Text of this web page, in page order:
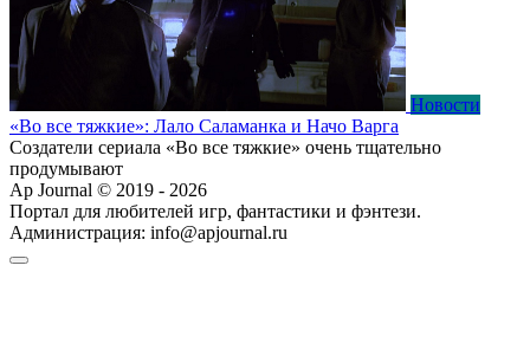
Новости
«Во все тяжкие»: Лало Саламанка и Начо Варга
Создатели сериала «Во все тяжкие» очень тщательно
продумывают
Ap Journal © 2019 - 2026
Портал для любителей игр, фантастики и фэнтези.
Администрация: info@apjournal.ru